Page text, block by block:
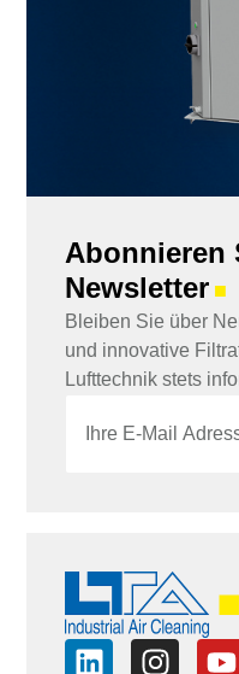
Abonnieren
Newsletter ■
Bleiben Sie über
und innovative
Lufttechnik stets
M
l
E